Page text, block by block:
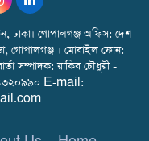
ঢাকা। গোপালগঞ্জ অফিস: দেশ
গোপালগঞ্জ । মোবাইল ফোন:
সম্পাদক: রাকিব চৌধুরী -
E-mail: